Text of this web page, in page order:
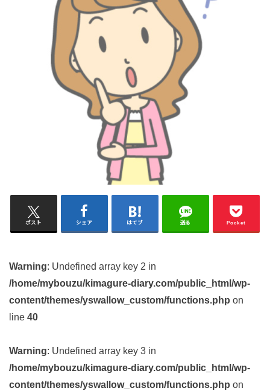
ポスト シェア はてブ 送る Pocket
Warning: Undefined array key 2 in
/home/mybouzu/kimagure-diary.com/public_html/wp-
content/themes/yswallow_custom/functions.php on
line 40
Warning: Undefined array key 3 in
/home/mybouzu/kimagure-diary.com/public_html/wp-
content/themes/yswallow_custom/functions.php on